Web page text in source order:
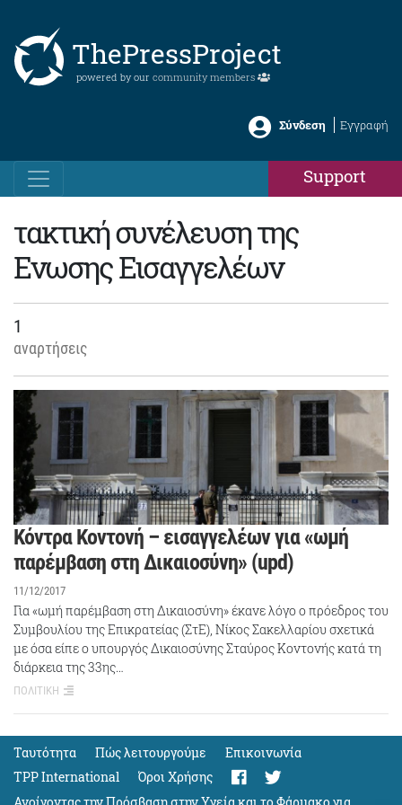
ThePressProject
powered by our community members
Σύνδεση Εγγραφή
Support
τακτική συνέλευση της
Ενωσης Εισαγγελέων
1
αναρτήσεις
Κόντρα Κοντονή – εισαγγελέων για «ωμή
παρέμβαση στη Δικαιοσύνη» (upd)
11/12/2017
Για «ωμή παρέμβαση στη Δικαιοσύνη» έκανε λόγο ο πρόεδρος του
Συμβουλίου της Επικρατείας (ΣτΕ), Νίκος Σακελλαρίου σχετικά
με όσα είπε ο υπουργός Δικαιοσύνης Σταύρος Κοντονής κατά τη
διάρκεια της 33ης…
ΠΟΛΙΤΙΚΗ
Ταυτότητα Πώς λειτουργούμε
Eπικοινωνία
TPP International
Όροι Χρήσης